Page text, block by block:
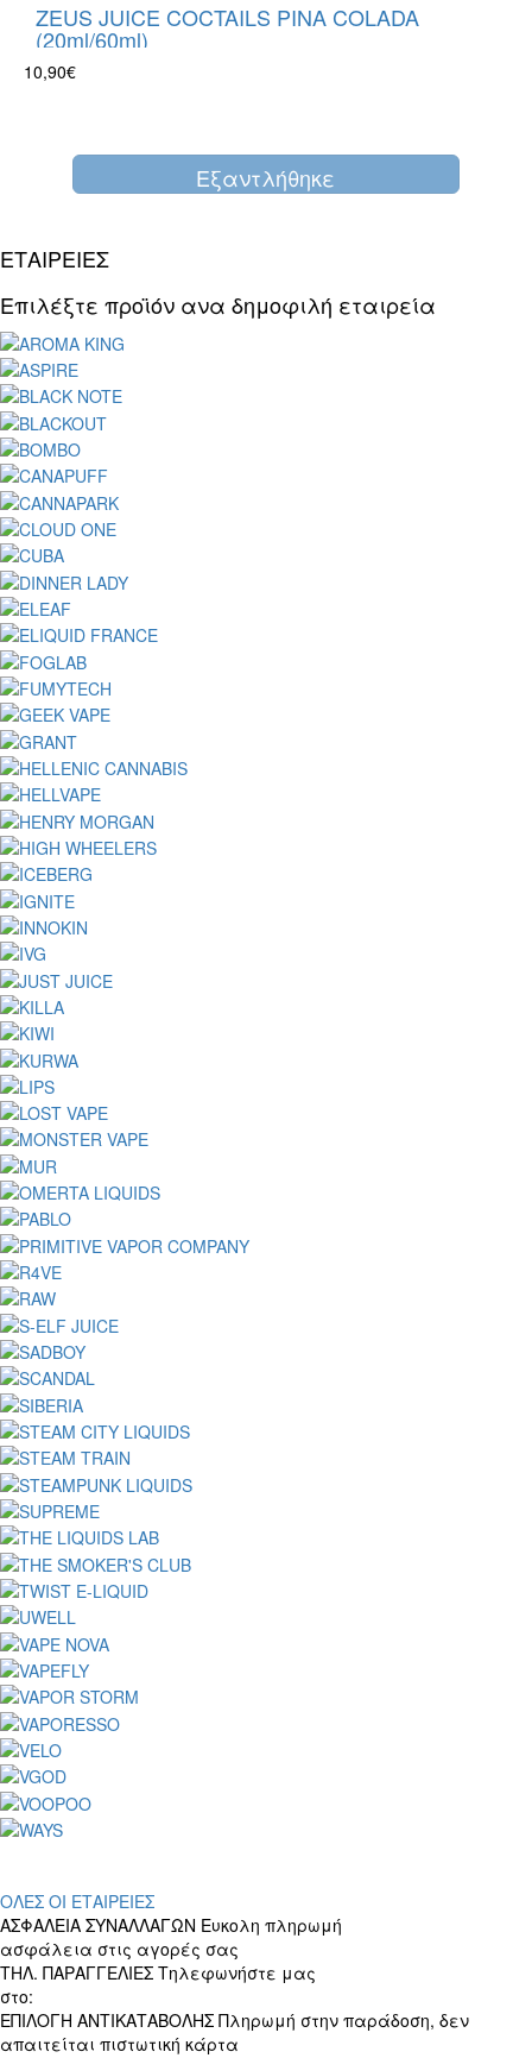
ZEUS JUICE COCTAILS PINA COLADA
(20ml/60ml)
10,90€
Eξαντλήθηκε
ΕΤΑΙΡΕΙΕΣ
Επιλέξτε προϊόν ανα δημοφιλή εταιρεία
ΟΛΕΣ ΟΙ ΕΤΑΙΡΕΙΕΣ
ΑΣΦΑΛΕΙΑ ΣΥΝΑΛΛΑΓΩΝ Ευκολη πληρωμή
ασφάλεια στις αγορές σας
ΤΗΛ. ΠΑΡΑΓΓΕΛΙΕΣ Τηλεφωνήστε μας
στο:
ΕΠΙΛΟΓΗ ΑΝΤΙΚΑΤΑΒΟΛΗΣ Πληρωμή στην παράδοση, δεν
απαιτείται πιστωτική κάρτα